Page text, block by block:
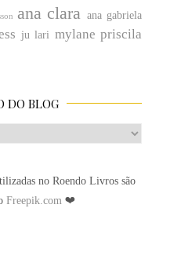
ana clara ana gabriela
ju lari mylane priscila
DO BLOG
no Roendo Livros são
Freepik.com ❤